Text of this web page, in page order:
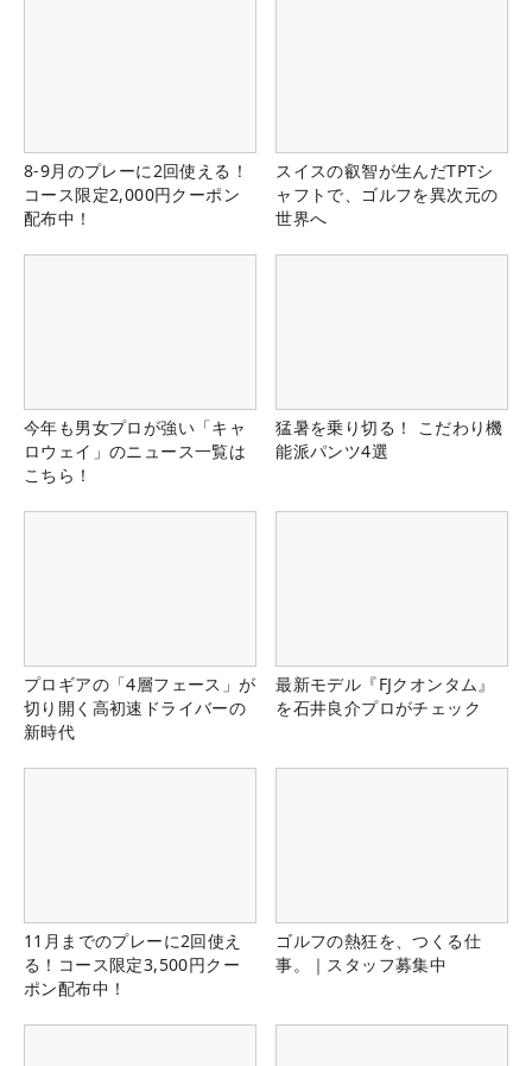
8-9月のプレーに2回使える！
コース限定2,000円クーポン
配布中！
スイスの叡智が生んだTPTシ
ャフトで、ゴルフを異次元の
世界へ
今年も男女プロが強い「キャ
ロウェイ」のニュース一覧は
こちら！
猛暑を乗り切る！ こだわり機
能派パンツ4選
プロギアの「4層フェース」が
切り開く高初速ドライバーの
新時代
最新モデル『FJクオンタム』
を石井良介プロがチェック
11月までのプレーに2回使え
る！コース限定3,500円クー
ポン配布中！
ゴルフの熱狂を、つくる仕
事。｜スタッフ募集中